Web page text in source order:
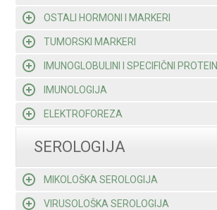
OSTALI HORMONI I MARKERI
TUMORSKI MARKERI
IMUNOGLOBULINI I SPECIFIČNI PROTEINI
IMUNOLOGIJA
ELEKTROFOREZA
SEROLOGIJA
MIKOLOŠKA SEROLOGIJA
VIRUSOLOŠKA SEROLOGIJA